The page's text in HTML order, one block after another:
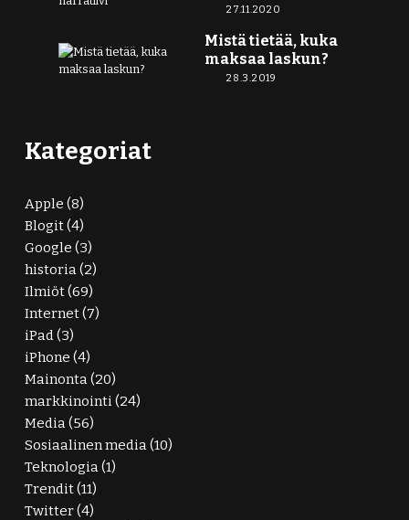
27.11.2020
Mistä tietää, kuka
maksaa laskun?
28.3.2019
Kategoriat
Apple (8)
Blogit(4)
Google (3)
historia(2)
Ilmiöt(69)
Internet(7)
iPad(3)
iPhone (4)
Mainonta(20)
markkinointi(24)
Media(56)
Sosiaalinen media(10)
Teknologia(1)
Trendit(11)
Twitter(4)